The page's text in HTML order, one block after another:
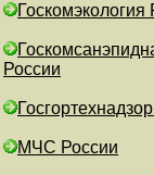
Госкомэкология
России
МЧС России